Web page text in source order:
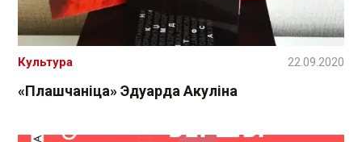
«Плашчаніца» Эдуарда Акуліна
Культура 22.09.2020